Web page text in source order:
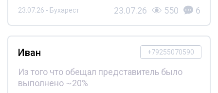
23.07.26 - Бухарест 23.07.26 550 6
+79255070590
Иван
Из того что обещал представитель было
выполнено ~20%